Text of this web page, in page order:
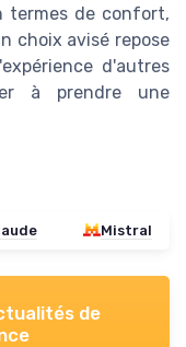
termes de confort,
choix avisé repose
d'autres
à prendre une
Mistral
de